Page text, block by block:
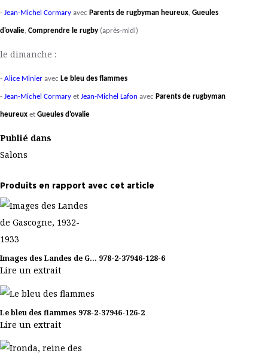
- Jean-Michel Cormary avec Parents de rugbyman heureux, Gueules
d'ovalie, Comprendre le rugby (après-midi)
le dimanche :
- Alice Minier avec Le bleu des flammes
- Jean-Michel Cormary et Jean-Michel Lafon avec Parents de rugbyman
heureux et Gueules d'ovalie
Publié dans
Salons
Produits en rapport avec cet article
Images des Landes de G... 978-2-37946-128-6
Lire un extrait
Le bleu des flammes 978-2-37946-126-2
Lire un extrait